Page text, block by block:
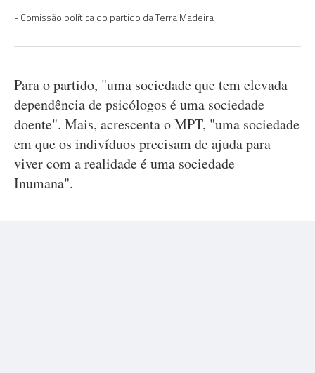
Comissão política do partido da Terra Madeira
Para o partido, "uma sociedade que tem elevada
dependência de psicólogos é uma sociedade
doente". Mais, acrescenta o MPT, "uma sociedade
em que os indivíduos precisam de ajuda para
viver com a realidade é uma sociedade
Inumana".